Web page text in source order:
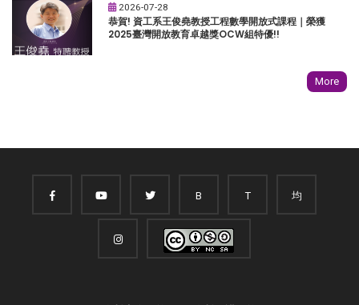
2026-07-28
恭賀! 資工系王俊堯教授工程數學開放式課程｜榮獲
2025臺灣開放教育卓越獎OCW組特優!!
More
B T 均